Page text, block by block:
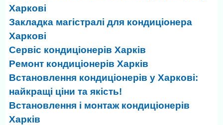
Харкові
Закладка магістралі для кондиціонера
Харкові
Сервіс кондиціонерів Харків
Ремонт кондиціонерів Харків
Встановлення кондиціонерів у Харкові:
найкращі ціни та якість!
Встановлення і монтаж кондиціонерів
Харків